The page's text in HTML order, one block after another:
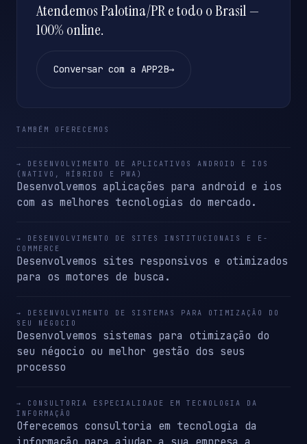
Atendemos Palotina/PR e todo o Brasil —
100% online.
Conversar com a APP2B→
TAMBÉM OFERECEMOS
→ DESENVOLVIMENTO DE APLICATIVOS ANDROID E IOS
(NATIVO, HÍBRIDO E PWA)
Desenvolvemos aplicações para android e ios
com as melhores tecnologias do mercado.
→ DESENVOLVIMENTO DE SITES INSTITUCIONAIS E E-
COMMERCE
Desenvolvemos sites responsivos e otimizados
para os motores de busca.
→ DESENVOLVIMENTO DE SISTEMAS PARA OTIMIZAÇÃO DO
SEU NÉGOCIO
Desenvolvemos sistemas para otimização do
seu négocio ou melhor gestão dos seus
processo
→ CONSULTORIA ESPECIALIDADE EM TECNOLOGIA DA
INFORMAÇÃO
Oferecemos consultoria em tecnologia da